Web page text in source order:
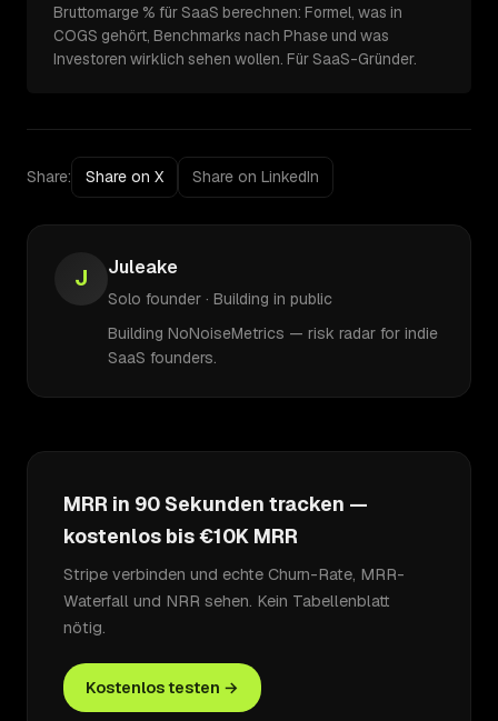
Bruttomarge % für SaaS berechnen: Formel, was in
COGS gehört, Benchmarks nach Phase und was
Investoren wirklich sehen wollen. Für SaaS-Gründer.
Share: Share on X Share on LinkedIn
J Juleake
Solo founder · Building in public
Building NoNoiseMetrics — risk radar for indie
SaaS founders.
MRR in 90 Sekunden tracken —
kostenlos bis €10K MRR
Stripe verbinden und echte Churn-Rate, MRR-
Waterfall und NRR sehen. Kein Tabellenblatt
nötig.
Kostenlos testen →